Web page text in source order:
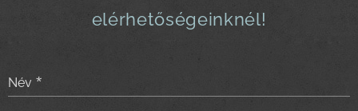
elérhetőségeinknél!
Név